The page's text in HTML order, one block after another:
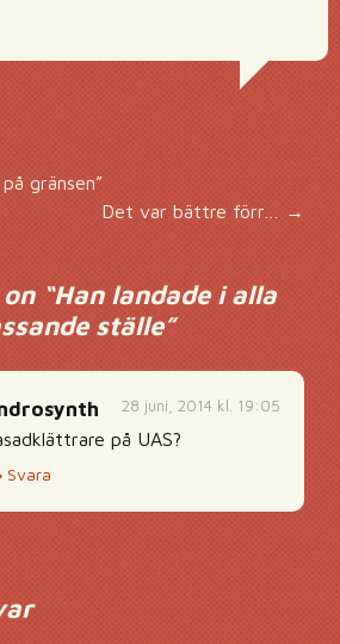
gränsen”
Det var bättre förr…→
“Han landade i alla
ställe”
28 juni, 2014 kl. 19:05
på UAS?
Svara